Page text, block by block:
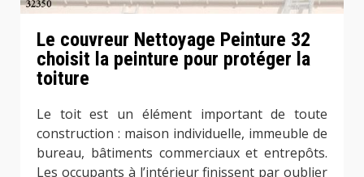
Le couvreur Nettoyage Peinture 32
choisit la peinture pour protéger la
toiture
Le toit est un élément important de toute
construction : maison individuelle, immeuble de
bureau, bâtiments commerciaux et entrepôts.
Les occupants à l’intérieur finissent par oublier